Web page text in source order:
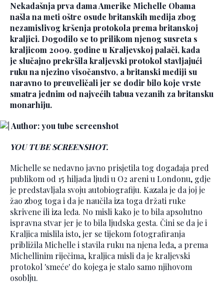
Nekadašnja prva dama Amerike Michelle Obama
našla na meti oštre osude britanskih medija zbog
nezamislivog kršenja protokola prema britanskoj
kraljici. Dogodilo se to prilikom njenog susreta s
kraljicom 2009. godine u Kraljevskoj palači, kada
je slučajno prekršila kraljevski protokol stavljajući
ruku na njezino visočanstvo, a britanski mediji su
naravno to preuveličali jer se dodir bilo koje vrste
smatra jednim od najvećih tabua vezanih za britansku
monarhiju.
YOU TUBE SCREENSHOT.
Michelle se nedavno javno prisjetila tog događaja pred
publikom od 15 hiljada ljudi u O2 areni u Londonu, gdje
je predstavljala svoju autobiografiju. Kazala je da joj je
žao zbog toga i da je naučila iza toga držati ruke
skrivene ili iza leđa. No misli kako je to bila apsolutno
ispravna stvar jer je to bila ljudska gesta. Čini se da je i
Kraljica mislila isto, jer se tijekom fotografiranja
približila Michelle i stavila ruku na njena leđa, a prema
Michellinim riječima, kraljica misli da je kraljevski
protokol 'smeće' do kojega je stalo samo njihovom
osoblju.